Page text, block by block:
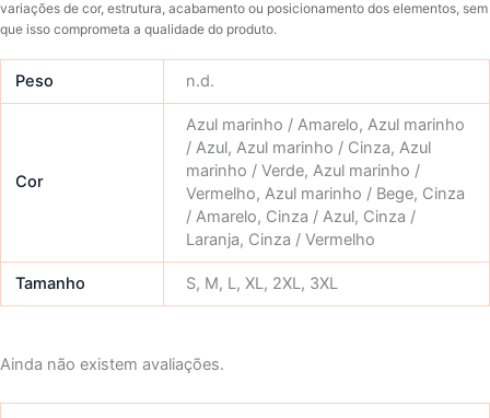
variações de cor, estrutura, acabamento ou posicionamento dos elementos, sem
que isso comprometa a qualidade do produto.
Peso n.d.
Cor
Azul marinho / Amarelo, Azul marinho
/ Azul, Azul marinho / Cinza, Azul
marinho / Verde, Azul marinho /
Vermelho, Azul marinho / Bege, Cinza
/ Amarelo, Cinza / Azul, Cinza /
Laranja, Cinza / Vermelho
Tamanho S, M, L, XL, 2XL, 3XL
Ainda não existem avaliações.